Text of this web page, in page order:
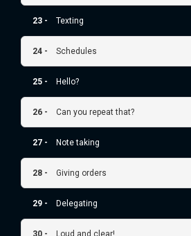
23 - Texting
24 - Schedules
25 - Hello?
26 - Can you repeat that?
27 - Note taking
28 - Giving orders
29 - Delegating
30 - Loud and clear!